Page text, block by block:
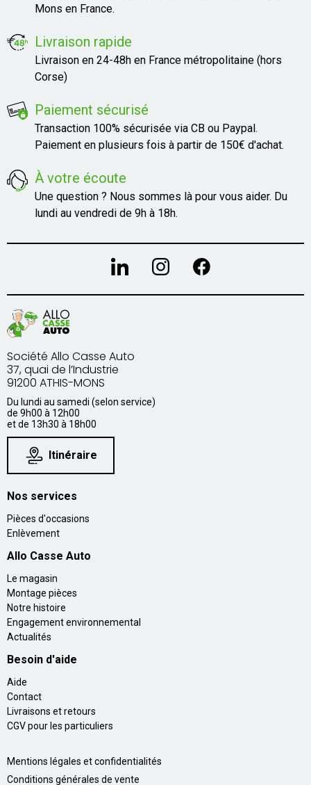
Mons en France.
Livraison rapide
Livraison en 24-48h en France métropolitaine (hors
Corse)
Paiement sécurisé
Transaction 100% sécurisée via CB ou Paypal.
Paiement en plusieurs fois à partir de 150€ d'achat.
À votre écoute
Une question ? Nous sommes là pour vous aider. Du
lundi au vendredi de 9h à 18h.
Société Allo Casse Auto
37, quai de l’Industrie
91200 ATHIS-MONS
Du lundi au samedi (selon service)
de 9h00 à 12h00
et de 13h30 à 18h00
Itinéraire
Nos services
Pièces d'occasions
Enlèvement
Allo Casse Auto
Le magasin
Montage pièces
Notre histoire
Engagement environnemental
Actualités
Besoin d'aide
Aide
Contact
Livraisons et retours
CGV pour les particuliers
Mentions légales et confidentialités
Conditions générales de vente